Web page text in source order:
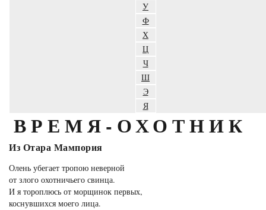
У
Ф
Х
Ц
Ч
Ш
Э
Я
ВРЕМЯ-ОХОТНИК
Из Отара Мампория
Олень убегает тропою неверной
от злого охотничьего свинца.
И я тороплюсь от морщинок первых,
коснувшихся моего лица.